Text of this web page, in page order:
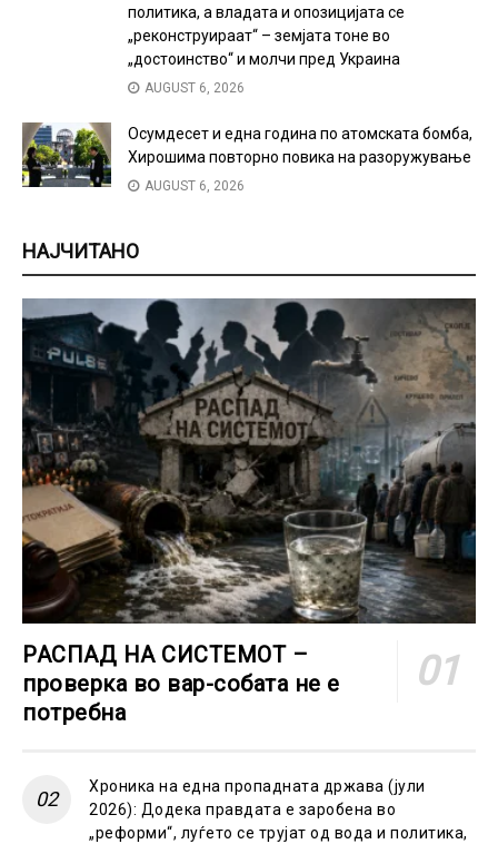
политика, а владата и опозицијата се
„реконструираат“ – земјата тоне во
„достоинство“ и молчи пред Украина
AUGUST 6, 2026
Осумдесет и една година по атомската бомба,
Хирошима повторно повика на разоружување
AUGUST 6, 2026
НАЈЧИТАНО
РАСПАД НА СИСТЕМОТ –
проверка во вар-собата не е
потребна
Хроника на една пропадната држава (јули
2026): Додека правдата е заробена во
„реформи“, луѓето се трујат од вода и политика,